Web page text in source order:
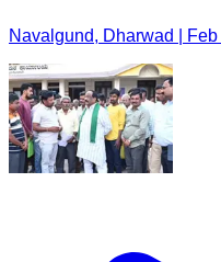
Navalgund, Dharwad |